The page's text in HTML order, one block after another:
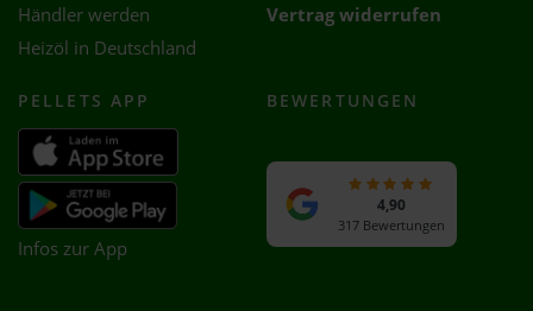
Händler werden
Heizöl in Deutschland
Vertrag widerrufen
PELLETS APP
Infos zur App
BEWERTUNGEN
4,90
317 Bewertungen